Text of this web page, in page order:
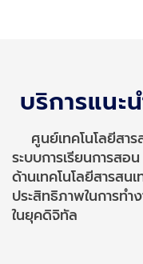
บริการแนะ
ศูนย์เทคโนโลยีสา
ระบบการเรียนการสอ
ด้านเทคโนโลยีสารส
ประสิทธิภาพในการท
ในยุคดิจิทัล